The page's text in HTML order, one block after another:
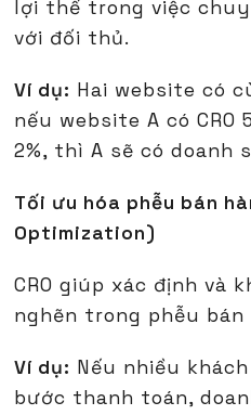
lợi thế trong việc
với đối thủ.
Ví dụ: Hai website có
nếu website A có CRO
2%, thì A sẽ có doanh
Tối ưu hóa phễu bán
Optimization)
CRO giúp xác định và
nghẽn trong phễu bán
Ví dụ: Nếu nhiều
bước thanh toán,